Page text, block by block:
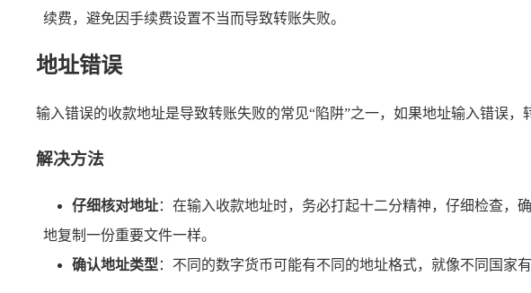
续费，避免因手续费设置不当而导致转账失败。
地址错误
输入错误的收款地址是导致转账失败的常见“陷阱”之一，如果地址输入错误
解决方法
仔细核对地址：在输入收款地址时，务必打起十二分精神，仔细检查，
地复制一份重要文件一样。
确认地址类型 ：不同的数字货币可能有不同的地址格式，就像不同国家